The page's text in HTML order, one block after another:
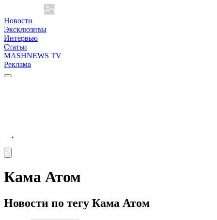
Новости
Эксклюзивы
Интервью
Статьи
MASHNEWS TV
Реклама
Кама Атом
Новости по тегу Кама Атом